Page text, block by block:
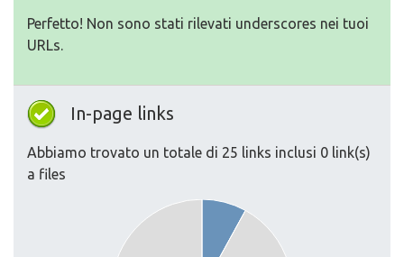
Perfetto! Non sono stati rilevati underscores nei tuoi
URLs.
In-page links
Abbiamo trovato un totale di 25 links inclusi 0 link(s)
a files